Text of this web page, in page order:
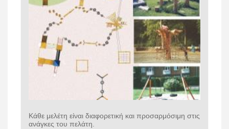
Κάθε μελέτη είναι διαφορετική και προσαρμόσιμη στις
ανάγκες του πελάτη.